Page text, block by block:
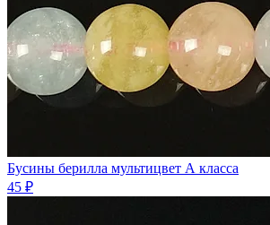
Бусины берилла мультицвет А класса
45 ₽